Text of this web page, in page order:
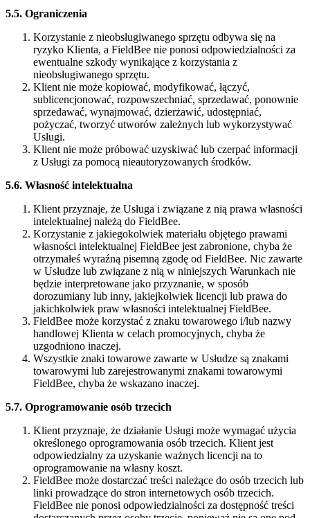
5.5. Ograniczenia
Korzystanie z nieobsługiwanego sprzętu odbywa się na
ryzyko Klienta, a FieldBee nie ponosi odpowiedzialności za
ewentualne szkody wynikające z korzystania z
nieobsługiwanego sprzętu.
Klient nie może kopiować, modyfikować, łączyć,
sublicencjonować, rozpowszechniać, sprzedawać, ponownie
sprzedawać, wynajmować, dzierżawić, udostępniać,
pożyczać, tworzyć utworów zależnych lub wykorzystywać
Usługi.
Klient nie może próbować uzyskiwać lub czerpać informacji
z Usługi za pomocą nieautoryzowanych środków.
5.6. Własność intelektualna
Klient przyznaje, że Usługa i związane z nią prawa własności
intelektualnej należą do FieldBee.
Korzystanie z jakiegokolwiek materiału objętego prawami
własności intelektualnej FieldBee jest zabronione, chyba że
otrzymałeś wyraźną pisemną zgodę od FieldBee. Nic zawarte
w Usłudze lub związane z nią w niniejszych Warunkach nie
będzie interpretowane jako przyznanie, w sposób
dorozumiany lub inny, jakiejkolwiek licencji lub prawa do
jakichkolwiek praw własności intelektualnej FieldBee.
FieldBee może korzystać z znaku towarowego i/lub nazwy
handlowej Klienta w celach promocyjnych, chyba że
uzgodniono inaczej.
Wszystkie znaki towarowe zawarte w Usłudze są znakami
towarowymi lub zarejestrowanymi znakami towarowymi
FieldBee, chyba że wskazano inaczej.
5.7. Oprogramowanie osób trzecich
Klient przyznaje, że działanie Usługi może wymagać użycia
określonego oprogramowania osób trzecich. Klient jest
odpowiedzialny za uzyskanie ważnych licencji na to
oprogramowanie na własny koszt.
FieldBee może dostarczać treści należące do osób trzecich lub
linki prowadzące do stron internetowych osób trzecich.
FieldBee nie ponosi odpowiedzialności za dostępność treści